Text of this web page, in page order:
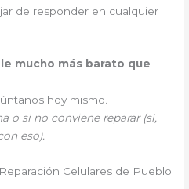
de responder en cualquier
mucho más barato que
hoy mismo.
o si no conviene reparar (sí,
eso).
Celulares de Pueblo